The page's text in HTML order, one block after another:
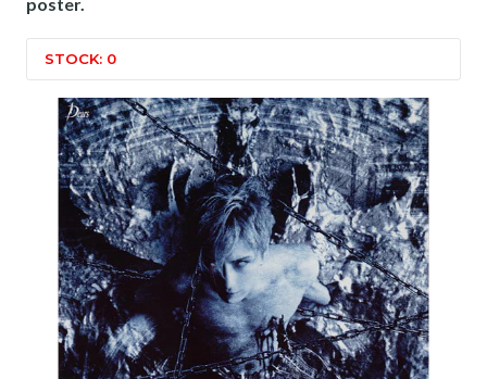
poster.
STOCK: 0